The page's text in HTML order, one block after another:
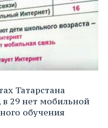
Татарстана
в 29 нет мобильной
обучения